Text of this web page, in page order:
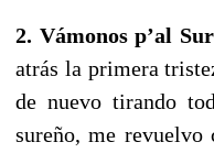
2. Vámonos p’al Sur
atrás la primera
de nuevo tirando
sureño, me revuelvo